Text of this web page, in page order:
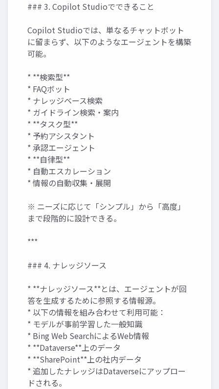
### 3. Copilot Studioでできること
Copilot Studioでは、単なるチャットボット
に留まらず、以下のようなエージェントを構築
可能。
* **検索型**
* FAQボット
* ナレッジベース検索
* ガイドライン検索・案内
* **タスク型**
* 予約アシスタント
* 承認エージェント
* **自律型**
* 自動エスカレーション
* 情報の自動収集・展開
※ ニーズに応じて「シンプル」から「高度」
まで段階的に設計できる。
***
### 4. ナレッジソース
* **ナレッジソース**とは、エージェントが回
答を生成するために参照する情報源。
* 以下の情報を組み合わせて利用可能：
* モデルが事前学習した一般知識
* Bing Web SearchによるWeb情報
* **Dataverse**上のデータ
* **SharePoint**上の社内データ
* 追加したナレッジはDataverseにアップロー
ドされる。